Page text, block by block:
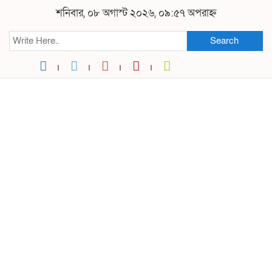
শনিবার, ০৮ অগাস্ট ২০২৬, ০৯:৫৭ অপরাহ্ন
Search